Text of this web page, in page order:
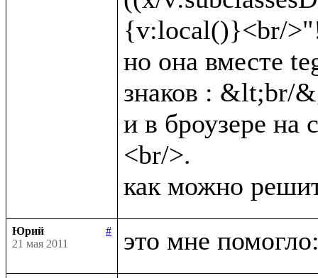
{v:local()}<br/
но она вместе
знаков : &lt;br/
и в броузере на
<br/>.
Юрий
#
21 мая 2011